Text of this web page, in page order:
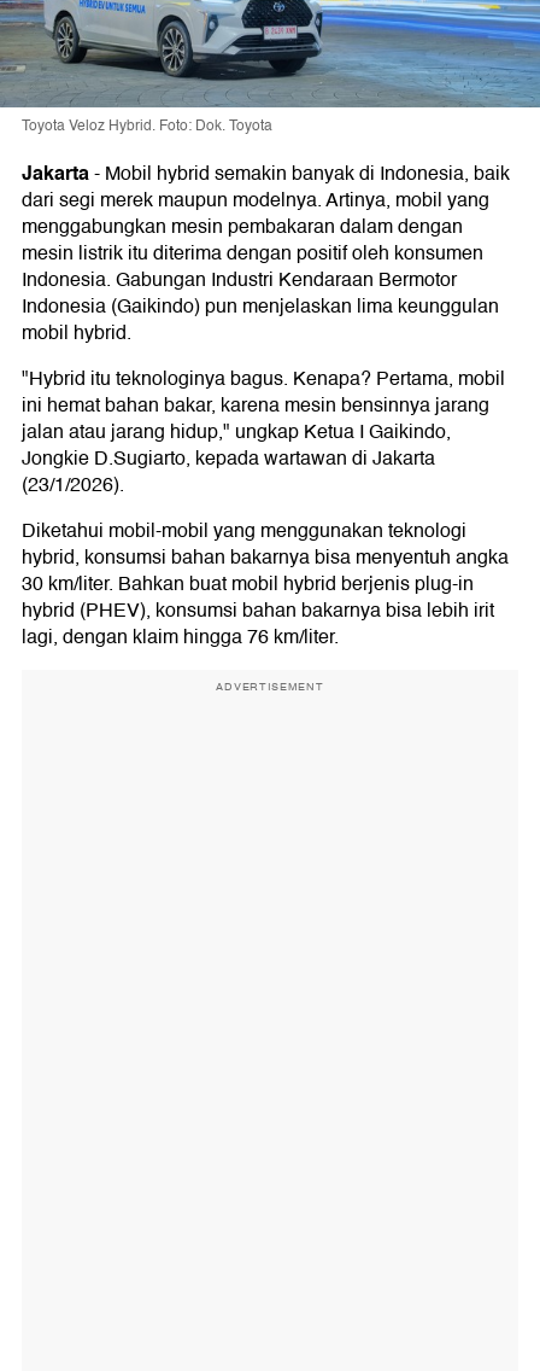
Toyota Veloz Hybrid. Foto: Dok. Toyota
Jakarta-Mobil hybrid semakin banyak di Indonesia, baik
dari segi merek maupun modelnya. Artinya, mobil yang
menggabungkan mesin pembakaran dalam dengan
mesin listrik itu diterima dengan positif oleh konsumen
Indonesia. Gabungan Industri Kendaraan Bermotor
Indonesia (Gaikindo) pun menjelaskan lima keunggulan
mobil hybrid.
"Hybrid itu teknologinya bagus. Kenapa? Pertama, mobil
ini hemat bahan bakar, karena mesin bensinnya jarang
jalan atau jarang hidup," ungkap Ketua I Gaikindo,
Jongkie D.Sugiarto, kepada wartawan di Jakarta
(23/1/2026).
Diketahui mobil-mobil yang menggunakan teknologi
hybrid, konsumsi bahan bakarnya bisa menyentuh angka
30 km/liter. Bahkan buat mobil hybrid berjenis plug-in
hybrid (PHEV), konsumsi bahan bakarnya bisa lebih irit
lagi, dengan klaim hingga 76 km/liter.
ADVERTISEMENT